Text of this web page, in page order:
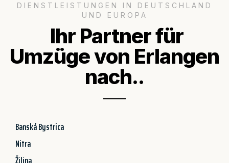
DIENSTLEISTUNGEN IN DEUTSCHLAND
UND EUROPA
Ihr Partner für
Umzüge von Erlangen
nach..
Banská Bystrica
Nitra